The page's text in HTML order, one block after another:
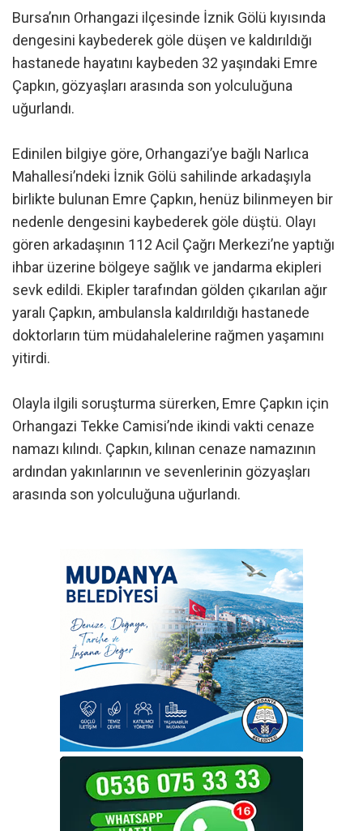
Bursa’nın Orhangazi ilçesinde İznik Gölü kıyısında
dengesini kaybederek göle düşen ve kaldırıldığı
hastanede hayatını kaybeden 32 yaşındaki Emre
Çapkın, gözyaşları arasında son yolculuğuna
uğurlandı.
Edinilen bilgiye göre, Orhangazi’ye bağlı Narlıca
Mahallesi’ndeki İznik Gölü sahilinde arkadaşıyla
birlikte bulunan Emre Çapkın, henüz bilinmeyen bir
nedenle dengesini kaybederek göle düştü. Olayı
gören arkadaşının 112 Acil Çağrı Merkezi’ne yaptığı
ihbar üzerine bölgeye sağlık ve jandarma ekipleri
sevk edildi. Ekipler tarafından gölden çıkarılan ağır
yaralı Çapkın, ambulansla kaldırıldığı hastanede
doktorların tüm müdahalelerine rağmen yaşamını
yitirdi.
Olayla ilgili soruşturma sürerken, Emre Çapkın için
Orhangazi Tekke Camisi’nde ikindi vakti cenaze
namazı kılındı. Çapkın, kılınan cenaze namazının
ardından yakınlarının ve sevenlerinin gözyaşları
arasında son yolculuğuna uğurlandı.